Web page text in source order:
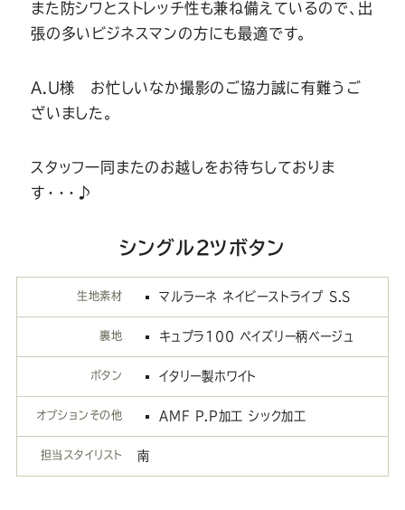
また防シワとストレッチ性も兼ね備えているので、出
張の多いビジネスマンの方にも最適です。
A.U様 お忙しいなか撮影のご協力誠に有難うご
ざいました。
スタッフ一同またのお越しをお待ちしておりま
す・・・♪
シングル２ツボタン
生地素材 マルラーネ ネイビーストライプ S.S
裏地 キュプラ100 ペイズリー柄ベージュ
ボタン イタリー製ホワイト
オプションその他 AMF P.P加工 シック加工
担当スタイリスト 南